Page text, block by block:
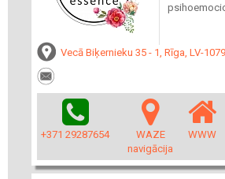
Vecā Biķernieku 35 - 1, Rīga, LV-1079
+371 29287654
WAZE
navigācija
WWW